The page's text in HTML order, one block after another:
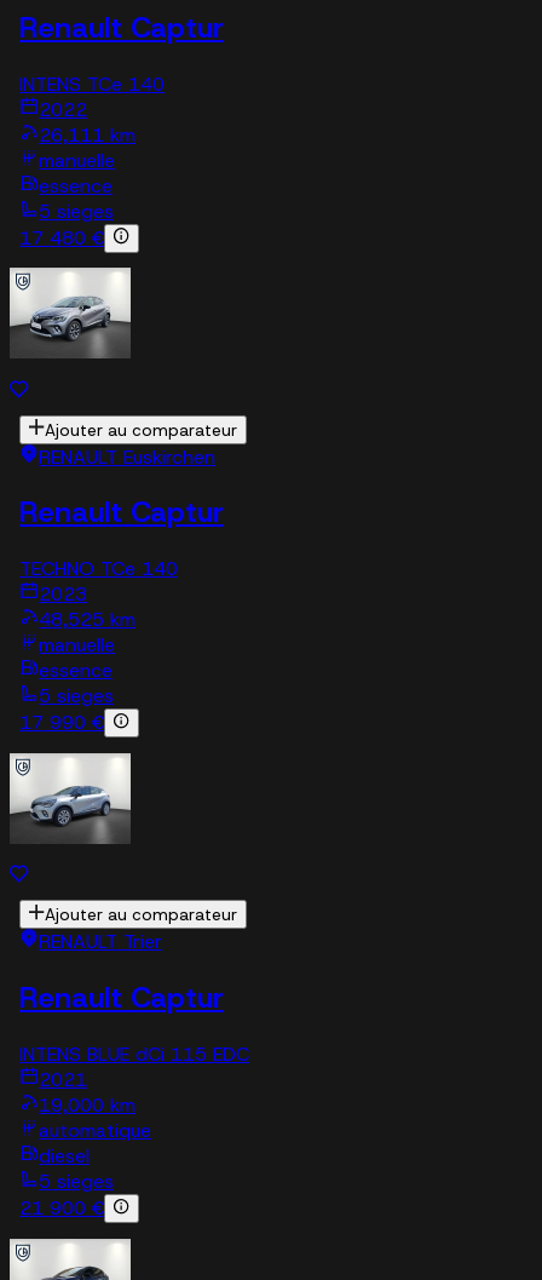
Renault Captur
INTENS TCe 140
2022
26,111 km
manuelle
essence
5 sieges
17 480 €
Ajouter au comparateur
RENAULT Euskirchen
Renault Captur
TECHNO TCe 140
2023
48,525 km
manuelle
essence
5 sieges
17 990 €
Ajouter au comparateur
RENAULT Trier
Renault Captur
INTENS BLUE dCi 115 EDC
2021
19,000 km
automatique
diesel
5 sieges
21 900 €